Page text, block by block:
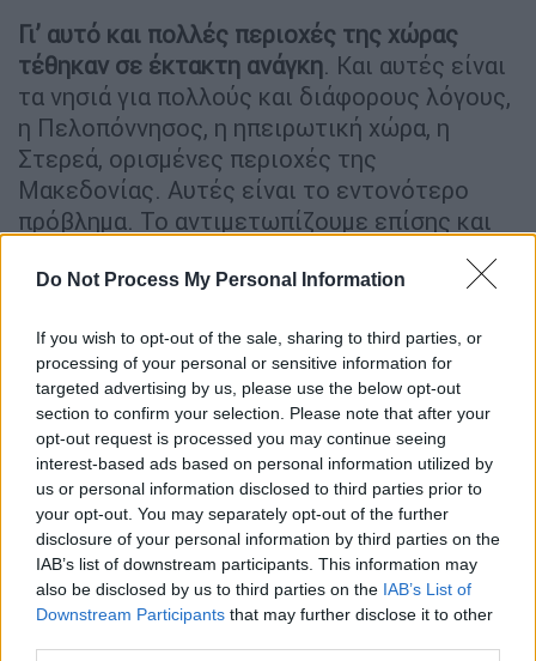
Do Not Process My Personal Information
If you wish to opt-out of the sale, sharing to third parties, or
processing of your personal or sensitive information for
targeted advertising by us, please use the below opt-out
section to confirm your selection. Please note that after your
opt-out request is processed you may continue seeing
interest-based ads based on personal information utilized by
us or personal information disclosed to third parties prior to
your opt-out. You may separately opt-out of the further
disclosure of your personal information by third parties on the
IAB’s list of downstream participants. This information may
also be disclosed by us to third parties on the IAB’s List of
Downstream Participants that may further disclose it to other
Γι’ αυτό και πολλές περιοχές της χώρας
τέθηκαν σε έκτακτη ανάγκη. Και αυτές είναι
τα νησιά για πολλούς και διάφορους λόγους,
η Πελοπόννησος, η ηπειρωτική χώρα, η
Στερεά, ορισμένες περιοχές της
Μακεδονίας. Αυτές είναι το εντονότερο
πρόβλημα. Το αντιμετωπίζουμε επίσης και
,
όπου κι εκεί ταπρώτα σημάδια, όπως στην
διαφαίνονται.
«Σύνθετο πρόβλημα - Δεν οφείλεται
μόνο στην απουσία των
βροχοπτώσεων»
»Κοιτάξτε,είναι σύνθετο το πρόβλημα, γιατί
δεν οφείλεται μόνο στην απουσία των
βροχοπτώσεων τη χειμερινή περίοδο, την
περίοδο που μας πέρασε, αλλάοφείλεται και